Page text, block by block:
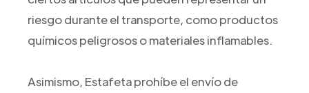
riesgo durante el transporte, como productos
químicos peligrosos o materiales inflamables.
Asimismo, Estafeta prohíbe el envío de